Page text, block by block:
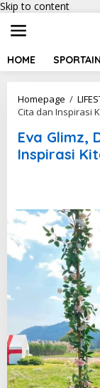
Skip to content
HOME
Homepage /
Cita dan Inspirasi
Eva Glimz,
Inspirasi